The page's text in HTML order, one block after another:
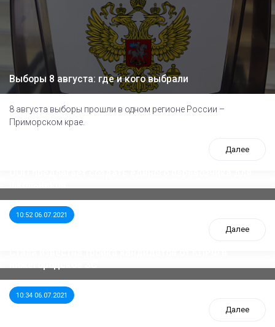
Выборы 8 августа: где и кого выбрали
8 августа выборы прошли в одном регионе России –
Приморском крае.
Далее
10:52 06.07.2021
Далее
10:34 06.07.2021
Далее